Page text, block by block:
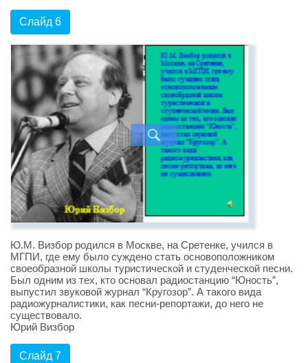
Слайд 6
Ю.М. Визбор родился в Москве, на Сретенке, учился в
МГПИ, где ему было суждено стать основоположником
своеобразной школы туристической и студенческой песни.
Был одним из тех, кто основал радиостанцию “Юность”,
выпустил звуковой журнал “Кругозор”. А такого вида
радиожурналистики, как песни-репортажи, до него не
существовало.
Юрий Визбор
Слайд 7